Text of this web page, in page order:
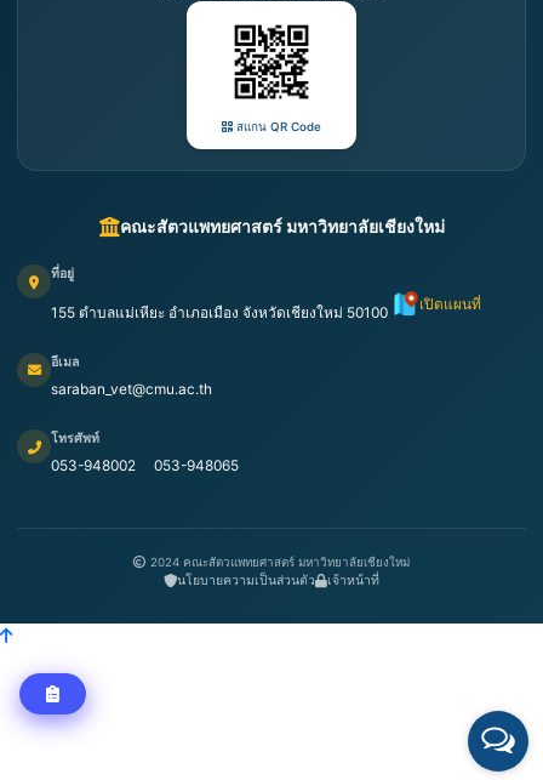
สแกน QR Code
คณะสัตวแพทยศาสตร์ มหาวิทยาลัยเชียงใหม่
ที่อยู่
155 ตำบลแม่เหียะ อำเภอเมือง จังหวัดเชียงใหม่ 50100 เปิดแผนที่
อีเมล
saraban_vet@cmu.ac.th
โทรศัพท์
053-948002 053-948065
2024 คณะสัตวแพทยศาสตร์ มหาวิทยาลัยเชียงใหม่
นโยบายความเป็นส่วนตัว เจ้าหน้าที่